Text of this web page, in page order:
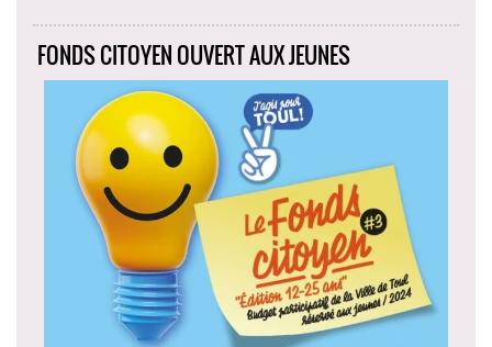
FONDS CITOYEN OUVERT AUX JEUNES